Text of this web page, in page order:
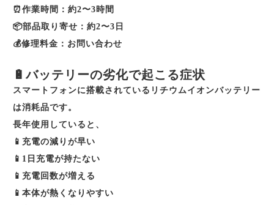
⏰作業時間：約2〜3時間
📦部品取り寄せ：約2〜3日
💰修理料金：お問い合わせ
🔋バッテリーの劣化で起こる症状
スマートフォンに搭載されているリチウムイオンバッテリー
は消耗品です。
長年使用していると、
📱充電の減りが早い
📱1日充電が持たない
📱充電回数が増える
📱本体が熱くなりやすい